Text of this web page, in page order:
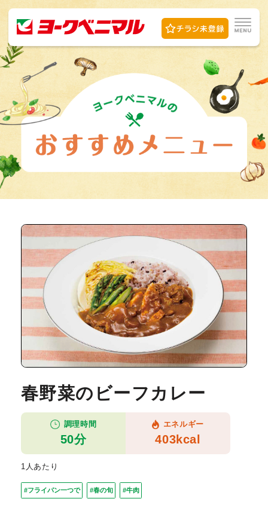
春野菜のビーフカレー
調理時間
50分
エネルギー
403kcal
1人あたり
#フライパン一つで #春の旬 #牛肉